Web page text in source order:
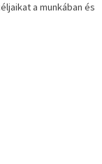
a munkában és